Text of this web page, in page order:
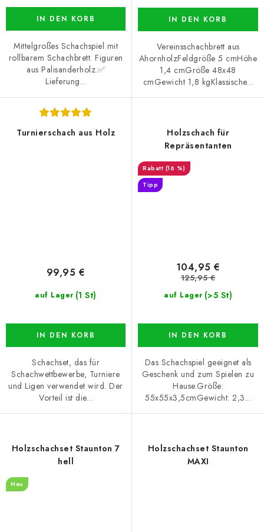
IN DEN KORB
Mittelgroßes Schachspiel mit
rollbarem Schachbrett. Figuren
aus Palisanderholz.✅
Lieferung...
IN DEN KORB
Vereinsschachbrett aus
AhornholzFeldgröße 5 cmHöhe
1,4 cmGröße 48x48
cmGewicht 1,8 kgKlassische...
Turnierschach aus Holz
auf Lager (1 St)
99,95 €
IN DEN KORB
Schachset, das für
Schachwettbewerbe, Turniere
und Ligen verwendet wird. Der
Vorteil ist die...
Holzschach für
Repräsentanten
(16 %)
Tipp
auf Lager (>5 St)
104,95 €
125,95 €
IN DEN KORB
Das Schachspiel geeignet als
Geschenk und zum Spielen zu
Hause.Größe:
55x55x3,5cmGewicht: 2,3...
Holzschachset Staunton 7
hell
Neu
Holzschachset Staunton
MAXI